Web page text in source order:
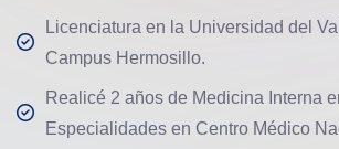
Licenciatura en la Universidad del
Campus Hermosillo.
Realicé 2 años de Medicina Interna
Especialidades en Centro Médico